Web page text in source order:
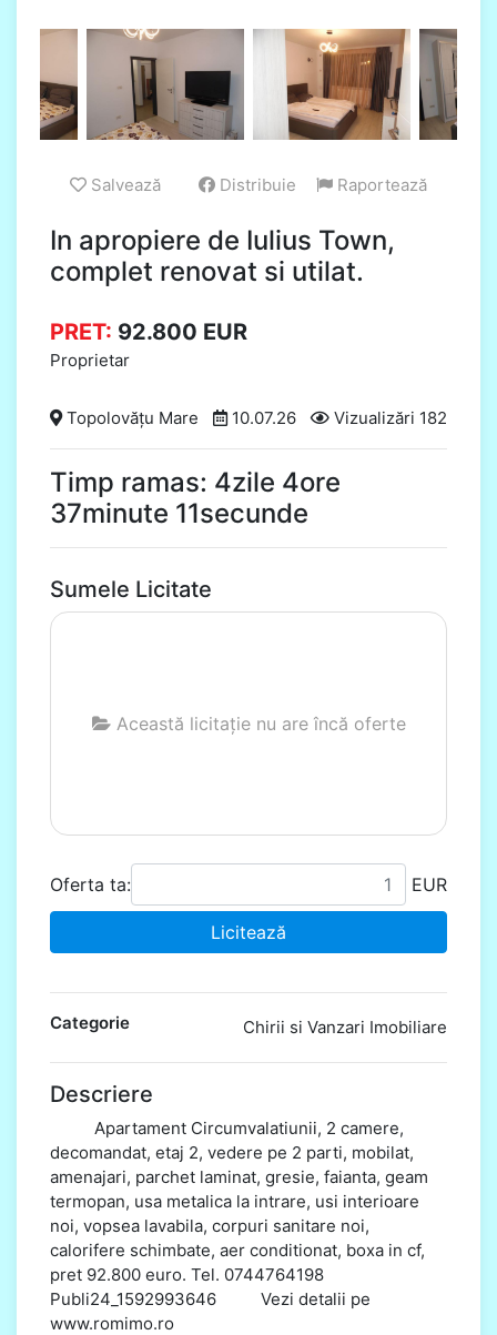
Salvează Distribuie Raportează
In apropiere de Iulius Town,
complet renovat si utilat.
PRET: 92.800 EUR
Proprietar
Topolovățu Mare 10.07.26 Vizualizări 182
Timp ramas: 4zile 4ore
37minute 11secunde
Sumele Licitate
Această licitație nu are încă oferte
Oferta ta: EUR
Licitează
Categorie Chirii si Vanzari Imobiliare
Descriere
Apartament Circumvalatiunii, 2 camere,
decomandat, etaj 2, vedere pe 2 parti, mobilat,
amenajari, parchet laminat, gresie, faianta, geam
termopan, usa metalica la intrare, usi interioare
noi, vopsea lavabila, corpuri sanitare noi,
calorifere schimbate, aer conditionat, boxa in cf,
pret 92.800 euro. Tel. 0744764198
Publi24_1592993646 Vezi detalii pe
www.romimo.ro